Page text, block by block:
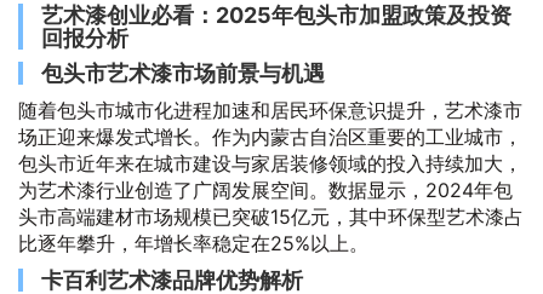
艺术漆创业必看：2025年包头市加盟政策及投资
回报分析
包头市艺术漆市场前景与机遇
随着包头市城市化进程加速和居民环保意识提升，艺术漆市
场正迎来爆发式增长。作为内蒙古自治区重要的工业城市，
包头市近年来在城市建设与家居装修领域的投入持续加大，
为艺术漆行业创造了广阔发展空间。数据显示，2024年包
头市高端建材市场规模已突破15亿元，其中环保型艺术漆占
比逐年攀升，年增长率稳定在25%以上。
卡百利艺术漆品牌优势解析